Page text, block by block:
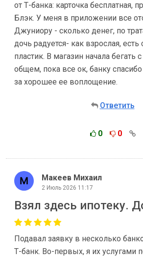
от Т-банка: карточка бесплатная,
Блэк. У меня в приложении все
Джуниору - сколько денег, по
дочь радуется- как взрослая,
пластик. В магазин начала бегать
общем, пока все ок, банку
за хорошее ее воплощение.
Ответить
0 0
Макеев Михаил
2 Июль 2026 11:17
Взял здесь ипотеку.
Подавал заявку в несколько
Т-банк. Во-первых, я их услугами